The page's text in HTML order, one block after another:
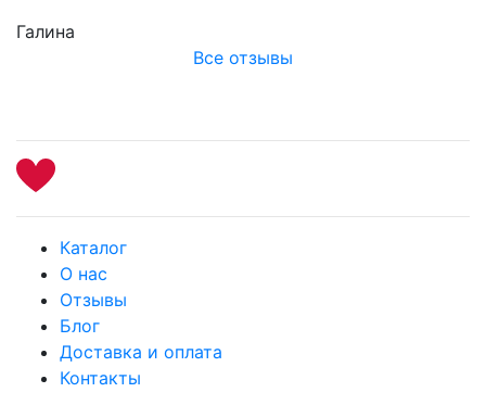
Галина
Все отзывы
Каталог
О нас
Отзывы
Блог
Доставка и оплата
Контакты